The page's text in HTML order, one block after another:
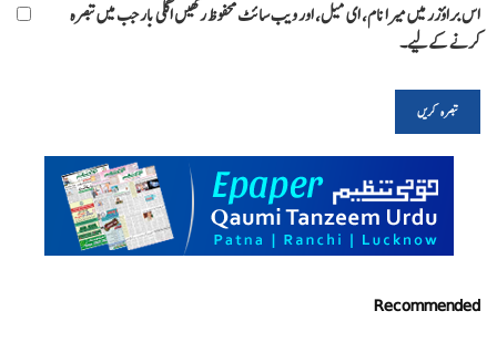
اس براؤزر میں میرا نام، ای میل، اور ویب سائٹ محفوظ رکھیں اگلی بار جب میں تبصرہ
کرنے کےلیے۔
Recommended